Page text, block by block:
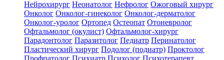
Нейрохирург Неонатолог Нефролог Ожоговый хирург
Онколог Онколог-гинеколог Онколог-дерматолог
Онколог-уролог Ортопед Остеопат Отоневролог
Офтальмолог (окулист) Офтальмолог-хирург
Парадонтолог Паразитолог Педиатр Перинатолог
Пластический хирург Подолог (подиатр) Проктолог
Профпатолог Психиатр Психолог Психотерапевт